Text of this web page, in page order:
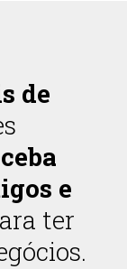
de
e
ter